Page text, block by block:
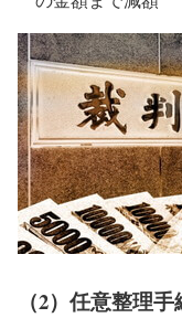
（2）任意整理